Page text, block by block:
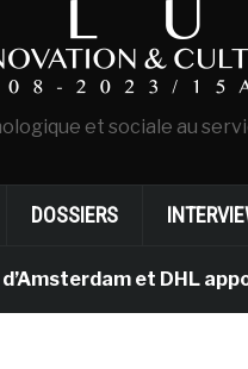
et sociale au
DOSSIERS
et DHL